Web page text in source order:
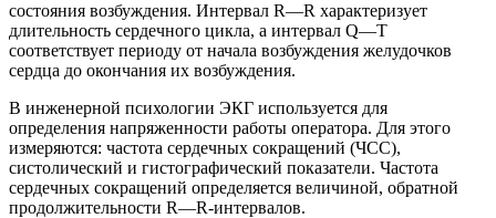
состояния возбуждения. Интервал R—R характеризует
длительность сердечного цикла, а интервал Q—Т
соответствует периоду от начала возбуждения желудочков
сердца до окончания их возбуждения.
В инженерной психологии ЭКГ используется для
определения напряженности работы оператора. Для этого
измеряются: частота сердечных сокращений (ЧСС),
систолический и гистографический показатели. Частота
сердечных сокращений определяется величиной, обратной
продолжительности R—R-интервалов.